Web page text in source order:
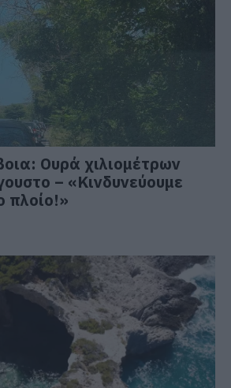
Ουρά χιλιομέτρων
– «Κινδυνεύουμε
πλοίο!»